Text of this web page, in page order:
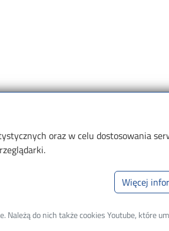
oraz w celu dostosowania
Więcej
Należą do nich także cookies Youtube, które
Linki